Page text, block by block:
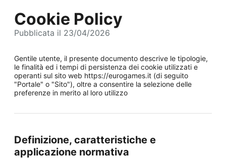
Cookie Policy
Pubblicata il 23/04/2026
Gentile utente, il presente documento descrive le tipologie,
le finalità ed i tempi di persistenza dei cookie utilizzati e
operanti sul sito web https://eurogames.it (di seguito
"Portale" o "Sito"), oltre a consentire la selezione delle
preferenze in merito al loro utilizzo
Definizione, caratteristiche e
applicazione normativa